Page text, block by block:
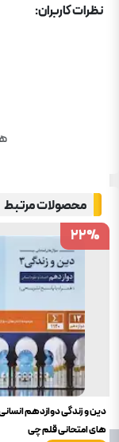
نظرات کاربران:
محصولات مرتبط
دین و زندگی دوازدهم
های امتحانی قلم چی
22%
22%